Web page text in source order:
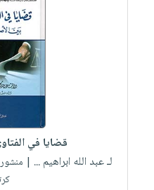
قضايا في
لـ عبد الله ابراهيم ... |